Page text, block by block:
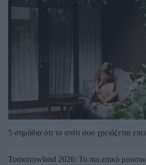
5 σημάδια ότι το σπίτι σου χρειάζεται
Tomorrowland 2026: Το πιο επικό